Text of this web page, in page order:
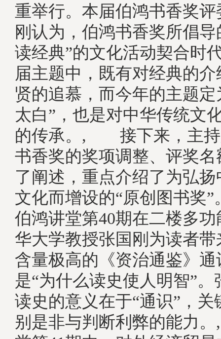
重举行。本届伯鸿书香奖
刚认为，伯鸿书香奖所倡导
读经典”的文化活动契合时
届主题中，既有对经典的
贤的追慕，而今年的主题定
太白”，也是对中华传统文
的传承。, 接下来，主持
书香奖的奖项调整、评奖
了阐述，重点介绍了为弘
文化而增设的“原创图书
伯鸿讲堂第40期在二楼多
华大学教授张国刚为读者
含量极高的《资治通鉴》
是“为什么读史使人明智”
读史的意义在于“通识”，
别是非与判断利弊的能